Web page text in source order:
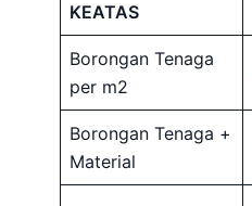
KEATAS
Borongan Tenaga
per m2
Borongan Tenaga +
Material